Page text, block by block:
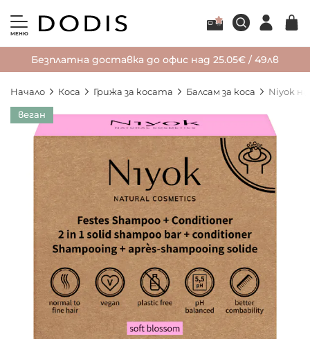
МЕНЮ
Безплатна доставка до офис над 25.05€ / 49лв
Начало Коса Грижа за косата Балсам за коса Niyok
веган
Преминете
галерията
изображенията